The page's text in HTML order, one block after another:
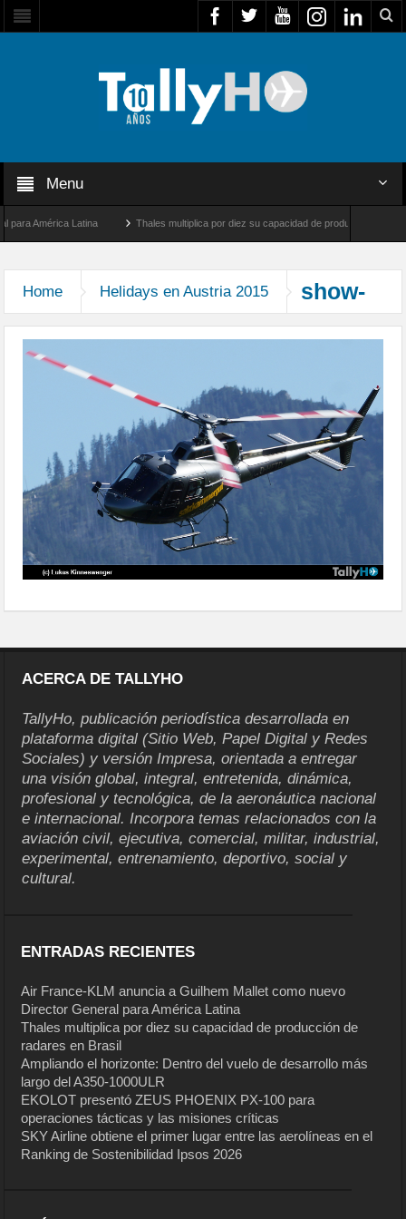
Menu
América Latina Thales multiplica por diez su capacidad de producción de
Home Helidays en Austria 2015
show-
aereo-helidays-2015-13
ACERCA DE TALLYHO
TallyHo, publicación periodística desarrollada en
plataforma digital (Sitio Web, Papel Digital y Redes
Sociales) y versión Impresa, orientada a entregar
una visión global, integral, entretenida, dinámica,
profesional y tecnológica, de la aeronáutica nacional
e internacional. Incorpora temas relacionados con la
aviación civil, ejecutiva, comercial, militar, industrial,
experimental, entrenamiento, deportivo, social y
cultural.
ENTRADAS RECIENTES
Air France-KLM anuncia a Guilhem Mallet como nuevo
Director General para América Latina
Thales multiplica por diez su capacidad de producción de
radares en Brasil
Ampliando el horizonte: Dentro del vuelo de desarrollo más
largo del A350-1000ULR
EKOLOT presentó ZEUS PHOENIX PX-100 para
operaciones tácticas y las misiones críticas
SKY Airline obtiene el primer lugar entre las aerolíneas en el
Ranking de Sostenibilidad Ipsos 2026